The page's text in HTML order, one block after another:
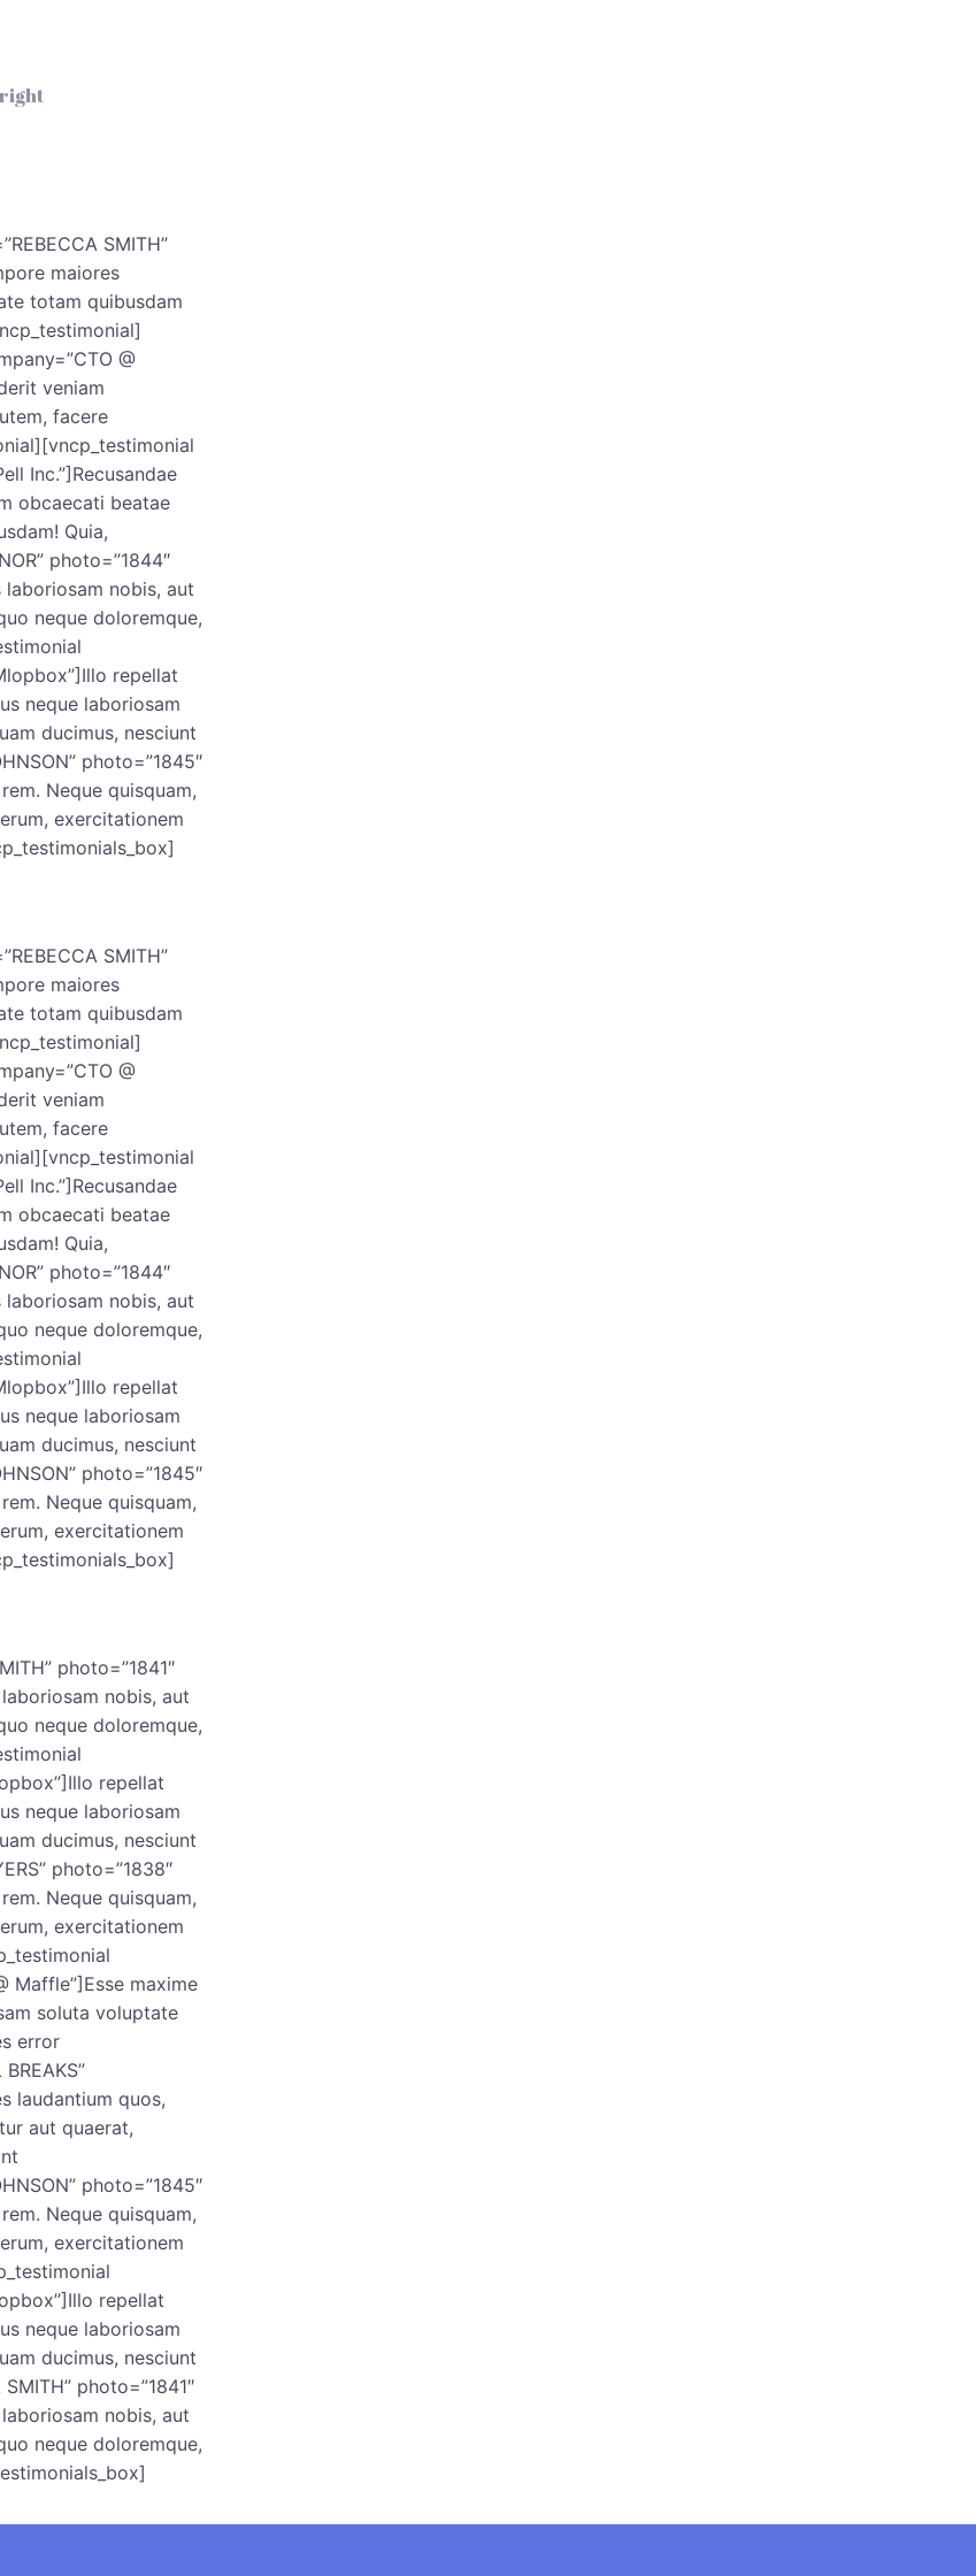
SMITH”
maiores
totam quibusdam
@
veniam
facere
Inc.”]Recusandae
obcaecati beatae
Quia,
photo=”1844″
laboriosam nobis, aut
neque doloremque,
repellat
neque laboriosam
ducimus, nesciunt
photo=”1845″
Neque quisquam,
exercitationem
SMITH”
maiores
totam quibusdam
@
veniam
facere
Inc.”]Recusandae
obcaecati beatae
Quia,
photo=”1844″
laboriosam nobis, aut
neque doloremque,
repellat
neque laboriosam
ducimus, nesciunt
photo=”1845″
Neque quisquam,
exercitationem
photo=”1841″
nobis, aut
neque doloremque,
repellat
neque laboriosam
ducimus, nesciunt
photo=”1838″
Neque quisquam,
exercitationem
Maffle”]Esse maxime
soluta voluptate
error
laudantium quos,
aut quaerat,
photo=”1845″
Neque quisquam,
exercitationem
repellat
neque laboriosam
ducimus, nesciunt
photo=”1841″
nobis, aut
neque doloremque,